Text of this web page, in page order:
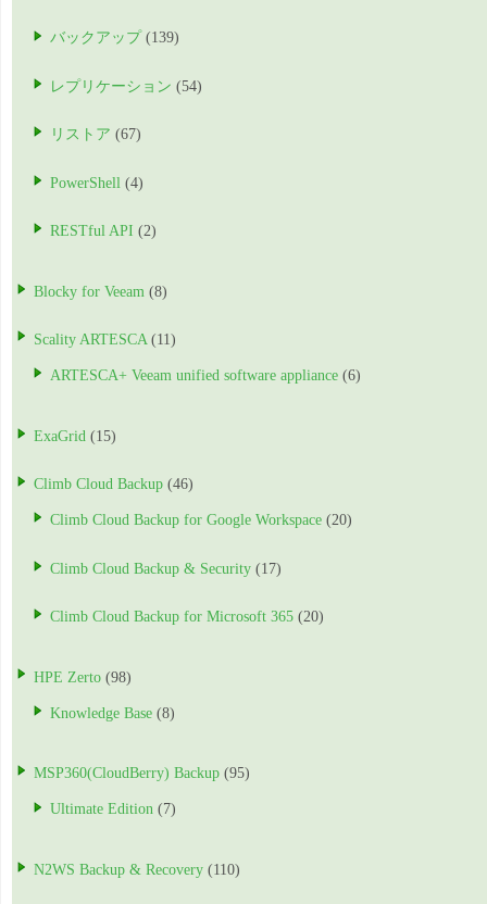
バックアップ (139)
レプリケーション (54)
リストア (67)
PowerShell (4)
RESTful API (2)
Blocky for Veeam (8)
Scality ARTESCA (11)
ARTESCA+ Veeam unified software appliance (6)
ExaGrid (15)
Climb Cloud Backup (46)
Climb Cloud Backup for Google Workspace (20)
Climb Cloud Backup & Security (17)
Climb Cloud Backup for Microsoft 365 (20)
HPE Zerto (98)
Knowledge Base (8)
MSP360(CloudBerry) Backup (95)
Ultimate Edition (7)
N2WS Backup & Recovery (110)